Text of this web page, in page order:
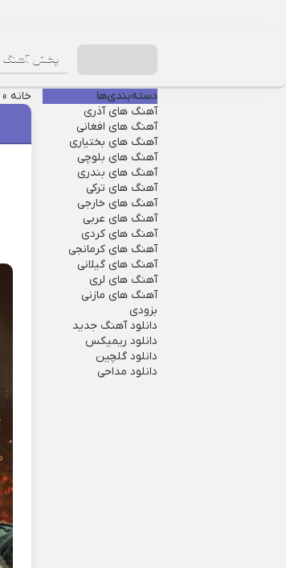
پخش آهنگ
خانه »
دسته‌بندی‌ها
آهنگ های آذری
آهنگ های افغانی
آهنگ های بختیاری
آهنگ های بلوچی
آهنگ های بندری
آهنگ های ترکی
آهنگ های خارجی
آهنگ های عربی
آهنگ های کردی
آهنگ های کرمانجی
آهنگ های گیلانی
آهنگ های لری
آهنگ های مازنی
بزودی
دانلود آهنگ جدید
دانلود ریمیکس
دانلود گلچین
دانلود مداحی